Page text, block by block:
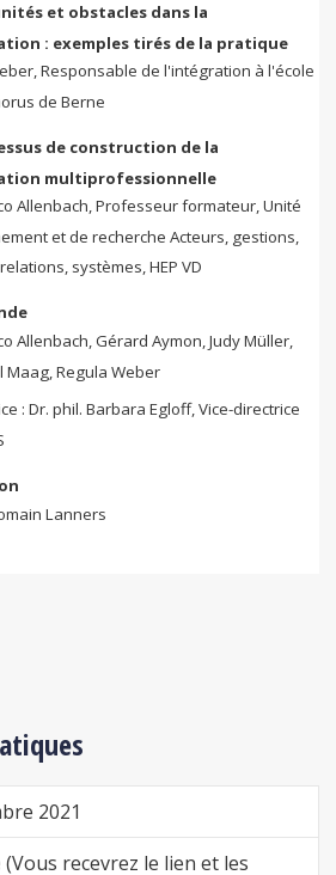
et obstacles dans la
: exemples tirés de la pratique
Responsable de l'intégration à l'école
de Berne
de construction de la
multiprofessionnelle
Allenbach, Professeur formateur, Unité
et de recherche Acteurs, gestions,
systèmes, HEP VD
Allenbach, Gérard Aymon, Judy Müller,
Maag, Regula Weber
: Dr. phil. Barbara Egloff, Vice-directrice
Lanners
2021
(Vous recevrez le lien et les